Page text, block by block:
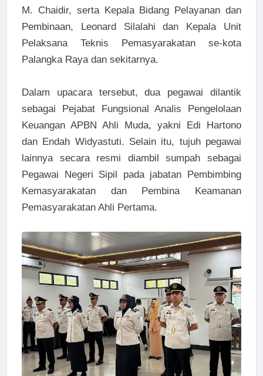
M. Chaidir, serta Kepala Bidang Pelayanan dan
Pembinaan, Leonard Silalahi dan Kepala Unit
Pelaksana Teknis Pemasyarakatan se-kota
Palangka Raya dan sekitarnya.
Dalam upacara tersebut, dua pegawai dilantik
sebagai Pejabat Fungsional Analis Pengelolaan
Keuangan APBN Ahli Muda, yakni Edi Hartono
dan Endah Widyastuti. Selain itu, tujuh pegawai
lainnya secara resmi diambil sumpah sebagai
Pegawai Negeri Sipil pada jabatan Pembimbing
Kemasyarakatan dan Pembina Keamanan
Pemasyarakatan Ahli Pertama.